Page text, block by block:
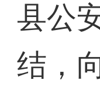
县公
结，